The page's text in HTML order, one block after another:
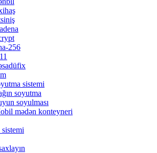
256
sistemi
soyutma
soyulması
mədən konteyneri